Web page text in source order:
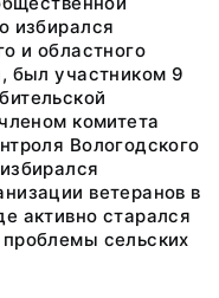
избирался
и областного
был участником 9
комитета
Вологодского
ветеранов в
активно старался
сельских